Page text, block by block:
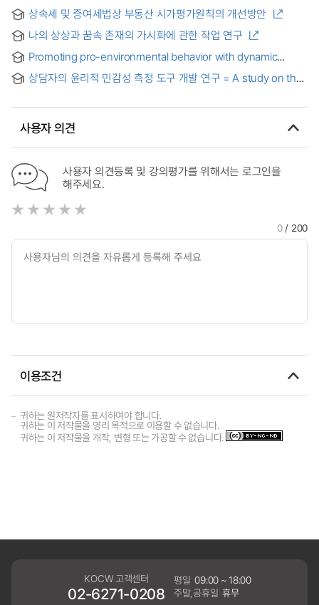
상속세 및 증여세법상 부동산 시가평가원칙의 개선방안
나의 상상과 꿈속 존재의 가시화에 관한 작업 연구
Promoting pro-environmental behavior with dynamic
norms : the moderating role of temporal framing
상담자의 윤리적 민감성 측정 도구 개발 연구 = A study on the
counselors' ethical sensitivity
사용자 의견
사용자 의견등록 및 강의평가를 위해서는 로그인을
해주세요.
0/ 200
이용조건
귀하는 원저작자를 표시하여야 합니다.
귀하는 이 저작물을 영리 목적으로 이용할 수 없습니다.
귀하는 이 저작물을 개작, 변형 또는 가공할 수 없습니다.
KOCW 고객센터
02-6271-0208
평일 09:00 ~ 18:00
주말,공휴일 휴무